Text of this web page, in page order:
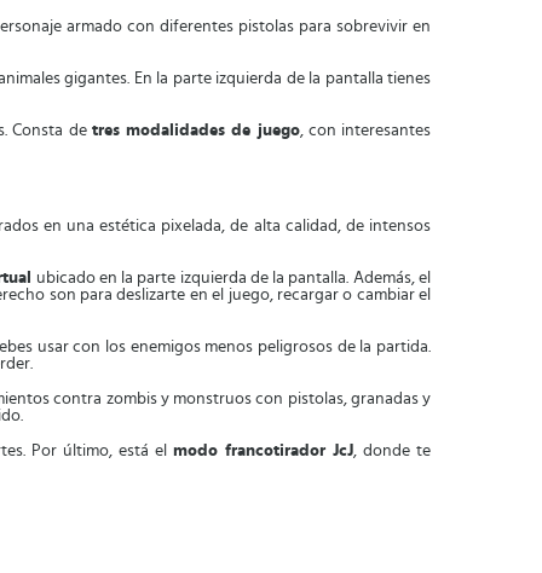
armado con diferentes pistolas para sobrevivir en
gigantes. En la parte izquierda de la pantalla tienes
Consta de tres modalidades de juego, con interesantes
en una estética pixelada, de alta calidad, de intensos
ubicado en la parte izquierda de la pantalla. Además, el
son para deslizarte en el juego, recargar o cambiar el
usar con los enemigos menos peligrosos de la partida.
contra zombis y monstruos con pistolas, granadas y
Por último, está elmodo francotirador JcJ, donde te